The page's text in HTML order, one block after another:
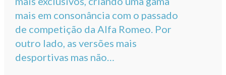
mais em consonância com o passado
de competição da Alfa Romeo. Por
outro lado, as versões mais
desportivas mas não…